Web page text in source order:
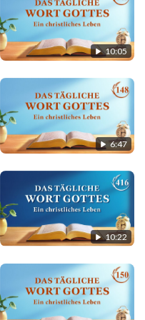
10:05
6:47
10:22